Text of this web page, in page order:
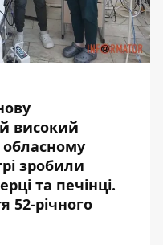
високий
обласному
зробили
та печінці.
52-річного